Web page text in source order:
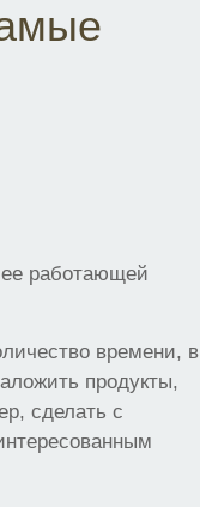
работающей
времени, в
продукты,
сделать с